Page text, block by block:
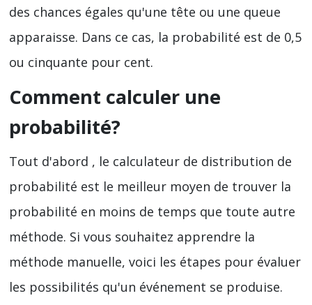
des chances égales qu'une tête ou une queue
apparaisse. Dans ce cas, la probabilité est de 0,5
ou cinquante pour cent.
Comment calculer une
probabilité?
Tout d'abord , le calculateur de distribution de
probabilité est le meilleur moyen de trouver la
probabilité en moins de temps que toute autre
méthode. Si vous souhaitez apprendre la
méthode manuelle, voici les étapes pour évaluer
les possibilités qu'un événement se produise.